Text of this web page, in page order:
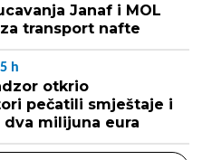
Janaf i MOL
transport nafte
5 h
otkrio
pečatili smještaje i
milijuna eura